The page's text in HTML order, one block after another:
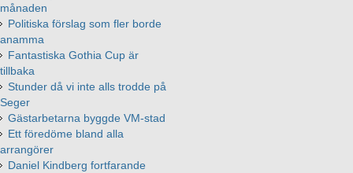
månaden
Politiska förslag som fler borde
anamma
Fantastiska Gothia Cup är
tillbaka
Stunder då vi inte alls trodde på
Seger
Gästarbetarna byggde VM-stad
Ett föredöme bland alla
arrangörer
Daniel Kindberg fortfarande